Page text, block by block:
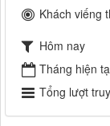
Khách viếng
Hôm nay
Tháng hiện
Tổng lượt